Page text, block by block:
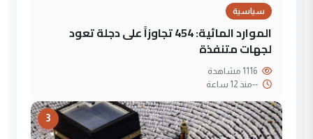
سياسية
الموارد المائية: 454 تجاوزاً على دجلة تعود
لجهات متنفذة
--منذ 12 ساعة
3